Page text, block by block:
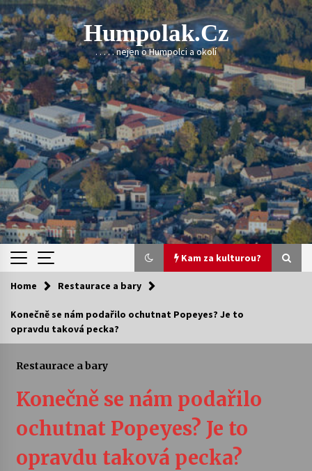
Skip
to
content
Humpolak.cz
. . . . . nejen o Humpolci a okolí
Kam za kulturou?
Kam za kulturou?
4. 8. 2026
Vernisáž výstavy Josefíny Duškové: Stávám se
30. 7. 2026
Veselí muzikanti
Home Restaurace a bary
Konečně se nám podařilo ochutnat Popeyes? Je to
opravdu taková pecka?
Restaurace a bary
Konečně se nám podařilo
ochutnat Popeyes? Je to
opravdu taková pecka?